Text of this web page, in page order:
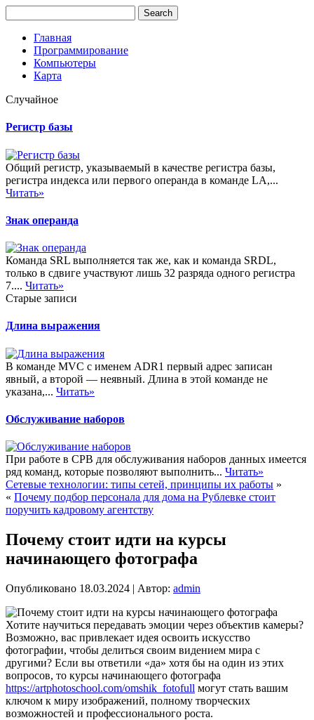
Главная
Программирование
Компьютеры
Карта
Случайное
Регистр базы
Общий регистр, указываемый в качестве регистра базы,
регистра индекса или первого операнда в команде LA,...
Читать»
Знак операнда
Команда SRL выполняется так же, как и команда SRDL,
только в сдвиге участвуют лишь 32 разряда одного регистра
7.... Читать»
Старые записи
Длина выражения
В команде MVC с именем ADR1 первый адрес записан
явный, а второй — неявный. Длина в этой команде не
указана,... Читать»
Обслуживание наборов
При работе в СРВ для обслуживания наборов данных имеется
ряд команд, которые позволяют выполнить... Читать»
Сетевые технологии: типы сетей, принципы их работы »
« Почему подбор персонала для дома на Рублевке стоит
поручить кадровому агентству
Почему стоит идти на курсы
начинающего фотографа
Опубликовано 18.03.2024 | Автор: admin
Хотите научиться передавать эмоции через объектив камеры?
Возможно, вас привлекает идея освоить искусство
фотографии, чтобы делиться своим видением мира с
другими? Если вы ответили «да» хотя бы на один из этих
вопросов, то курсы начинающего фотографа
https://artphotoschool.com/omshik_fotofull могут стать вашим
ключом к миру изображений, полному творческих
возможностей и профессионального роста.